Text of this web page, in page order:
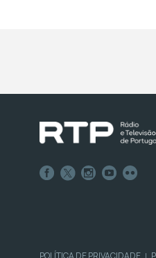
POLÍTICA DE PRIVACIDADE |